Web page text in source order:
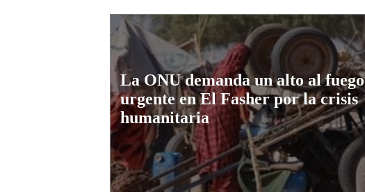
La ONU demanda un alto al fuego
urgente en El Fasher por la crisis
humanitaria